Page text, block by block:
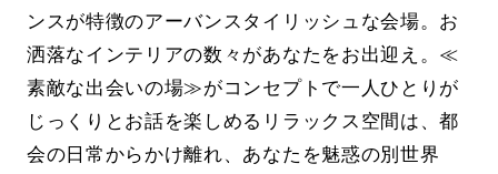
ンスが特徴のアーバンスタイリッシュな会場。お
洒落なインテリアの数々があなたをお出迎え。≪
素敵な出会いの場≫がコンセプトで一人ひとりが
じっくりとお話を楽しめるリラックス空間は、都
会の日常からかけ離れ、あなたを魅惑の別世界